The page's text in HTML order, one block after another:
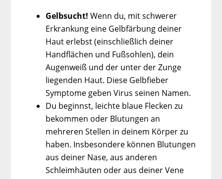
Gelbsucht! Wenn du, mit schwerer
Erkrankung eine Gelbfärbung deiner
Haut erlebst (einschließlich deiner
Handflächen und Fußsohlen), dein
Augenweiß und der unter der Zunge
liegenden Haut. Diese Gelbfieber
Symptome geben Virus seinen Namen.
Du beginnst, leichte blaue Flecken zu
bekommen oder Blutungen an
mehreren Stellen in deinem Körper zu
haben. Insbesondere können Blutungen
aus deiner Nase, aus anderen
Schleimhäuten oder aus deiner Vene